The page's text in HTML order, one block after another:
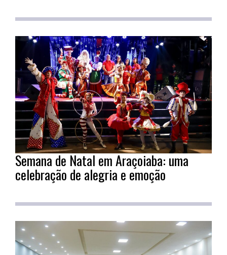
Semana de Natal em Araçoiaba: uma
celebração de alegria e emoção